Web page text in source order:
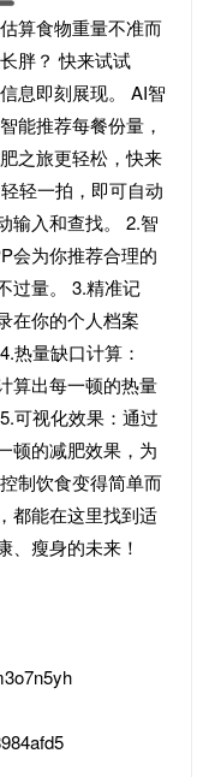
算食物重量不准而
胖？ 快来试试
息即刻展现。 AI智
能推荐每餐份量，
之旅更轻松，快来
轻一拍，即可自动
输入和查找。 2.智
会为你推荐合理的
过量。 3.精准记
在你的个人档案
热量缺口计算：
算出每一顿的热量
可视化效果：通过
顿的减肥效果，为
制饮食变得简单而
都能在这里找到适
、瘦身的未来！